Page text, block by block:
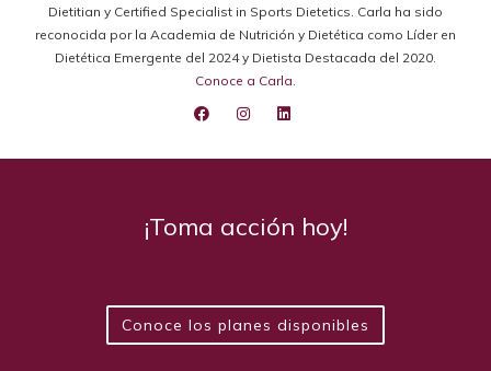
Dietitian y Certified Specialist in Sports Dietetics. Carla ha sido
reconocida por la Academia de Nutrición y Dietética como Líder en
Dietética Emergente del 2024 y Dietista Destacada del 2020.
Conoce a Carla.
¡Toma acción hoy!
Conoce los planes disponibles